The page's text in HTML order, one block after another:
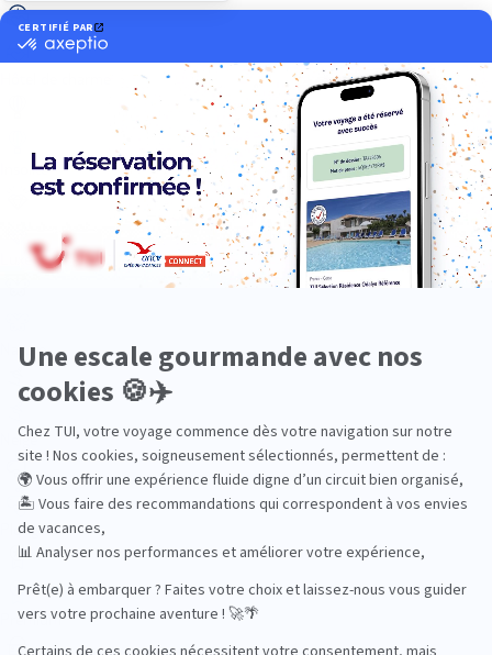
Insolite
Luxe
Nature
Neige
Plongée
Premium